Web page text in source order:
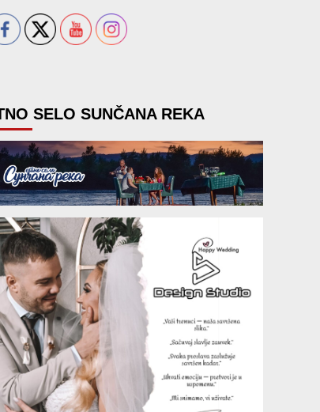
SELO SUNČANA REKA